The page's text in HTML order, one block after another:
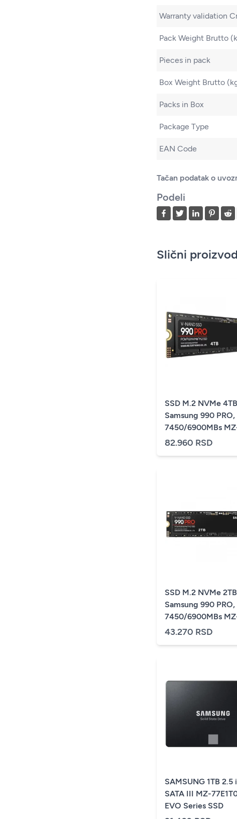
Warranty validation
Pack Weight Brutto
Pieces in pack
Box Weight Brutto
Packs in Box
Package Type
EAN Code
Tačan podatak o
Podeli
Slični
SSD M.2 NVMe 4TB
Samsung 990 PRO,
7450/6900MBs
V9P4T0BW
82.960 RSD
SSD M.2 NVMe 2TB
Samsung 990 PRO,
7450/6900MBs
V9P2T0BW
43.270 RSD
SAMSUNG 1TB 2.5
SATA III MZ-
EVO Series SSD